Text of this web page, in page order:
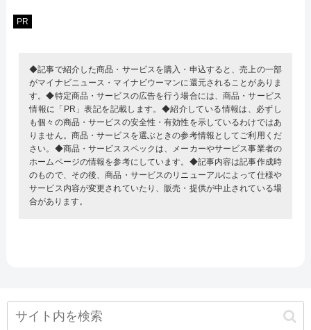
PR
◆記事で紹介した商品・サービスを購入・申込すると、売上の一部
がマイナビニュース・マイナビウーマンに還元されることがありま
す。◆特定商品・サービスの広告を行う場合には、商品・サービス
情報に「PR」表記を記載します。◆紹介している情報は、必ずし
も個々の商品・サービスの安全性・有効性を示しているわけではあ
りません。商品・サービスを選ぶときの参考情報としてご利用くだ
さい。◆商品・サービススペックは、メーカーやサービス事業者の
ホームページの情報を参考にしています。◆記事内容は記事作成時
のもので、その後、商品・サービスのリニューアルによって仕様や
サービス内容が変更されていたり、販売・提供が中止されている場
合があります。